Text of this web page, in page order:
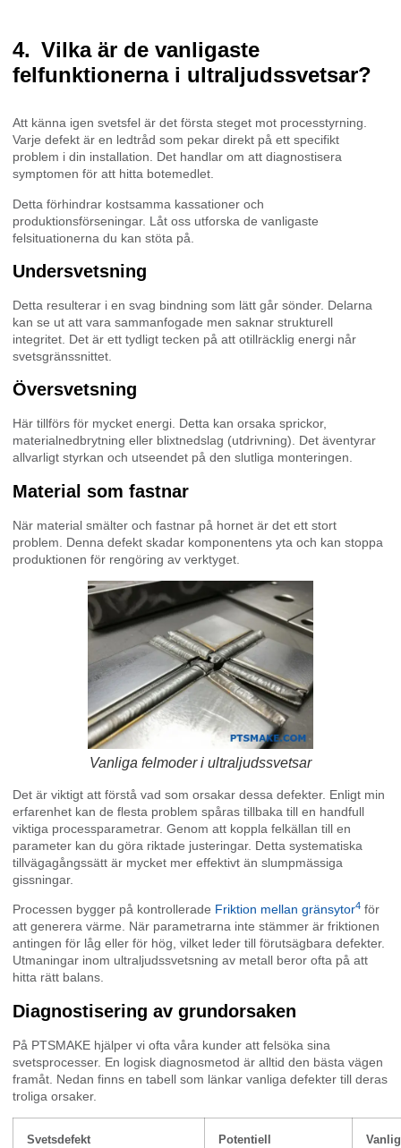
Vilka är de vanligaste
felfunktionerna i ultraljudssvetsar?
Att känna igen svetsfel är det första steget mot processtyrning.
Varje defekt är en ledtråd som pekar direkt på ett specifikt
problem i din installation. Det handlar om att diagnostisera
symptomen för att hitta botemedlet.
Detta förhindrar kostsamma kassationer och
produktionsförseningar. Låt oss utforska de vanligaste
felsituationerna du kan stöta på.
Undersvetsning
Detta resulterar i en svag bindning som lätt går sönder. Delarna
kan se ut att vara sammanfogade men saknar strukturell
integritet. Det är ett tydligt tecken på att otillräcklig energi når
svetsgränssnittet.
Översvetsning
Här tillförs för mycket energi. Detta kan orsaka sprickor,
materialnedbrytning eller blixtnedslag (utdrivning). Det äventyrar
allvarligt styrkan och utseendet på den slutliga monteringen.
Material som fastnar
När material smälter och fastnar på hornet är det ett stort
problem. Denna defekt skadar komponentens yta och kan stoppa
produktionen för rengöring av verktyget.
Vanliga felmoder i ultraljudssvetsar
Det är viktigt att förstå vad som orsakar dessa defekter. Enligt min
erfarenhet kan de flesta problem spåras tillbaka till en handfull
viktiga processparametrar. Genom att koppla felkällan till en
parameter kan du göra riktade justeringar. Detta systematiska
tillvägagångssätt är mycket mer effektivt än slumpmässiga
gissningar.
Processen bygger på kontrollerade Friktion mellan gränsytor4 för
att generera värme. När parametrarna inte stämmer är friktionen
antingen för låg eller för hög, vilket leder till förutsägbara defekter.
Utmaningar inom ultraljudssvetsning av metall beror ofta på att
hitta rätt balans.
Diagnostisering av grundorsaken
På PTSMAKE hjälper vi ofta våra kunder att felsöka sina
svetsprocesser. En logisk diagnosmetod är alltid den bästa vägen
framåt. Nedan finns en tabell som länkar vanliga defekter till deras
troliga orsaker.
Svetsdefekt
Potentiell
Vanlig